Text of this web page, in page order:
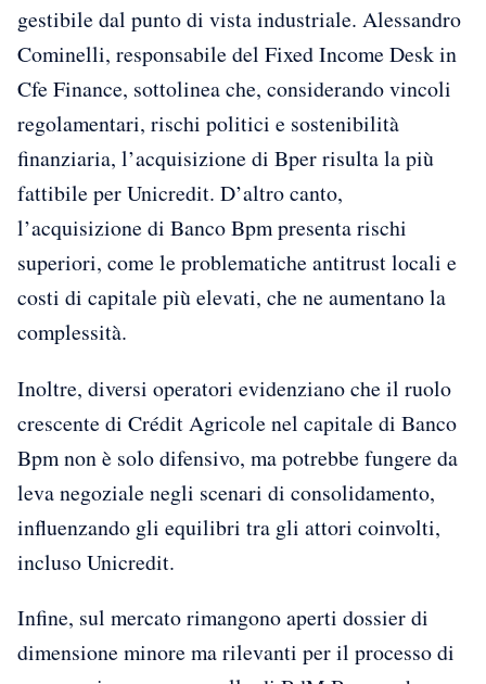
gestibile dal punto di vista industriale. Alessandro
Cominelli, responsabile del Fixed Income Desk in
Cfe Finance, sottolinea che, considerando vincoli
regolamentari, rischi politici e sostenibilità
finanziaria, l’acquisizione di Bper risulta la più
fattibile per Unicredit. D’altro canto,
l’acquisizione di Banco Bpm presenta rischi
superiori, come le problematiche antitrust locali e
costi di capitale più elevati, che ne aumentano la
complessità.
Inoltre, diversi operatori evidenziano che il ruolo
crescente di Crédit Agricole nel capitale di Banco
Bpm non è solo difensivo, ma potrebbe fungere da
leva negoziale negli scenari di consolidamento,
influenzando gli equilibri tra gli attori coinvolti,
incluso Unicredit.
Infine, sul mercato rimangono aperti dossier di
dimensione minore ma rilevanti per il processo di